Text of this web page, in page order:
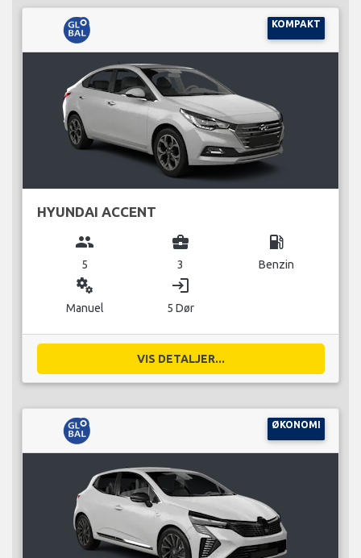
KOMPAKT
HYUNDAI ACCENT
group
5
business_center
3
local_gas_station
Benzin
miscellaneous_services
Manuel
login
5 Dør
VIS DETALJER...
ØKONOMI